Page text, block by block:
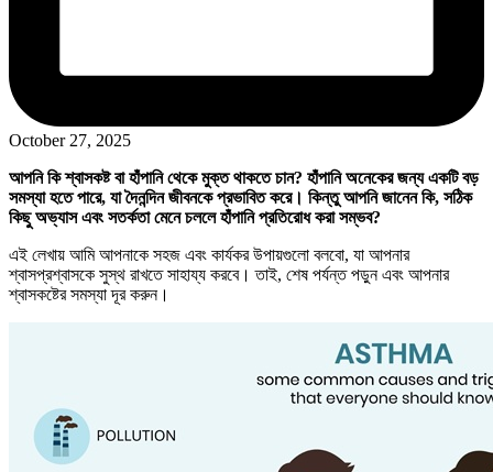
October 27, 2025
আপনি কি শ্বাসকষ্ট বা হাঁপানি থেকে মুক্ত থাকতে চান? হাঁপানি অনেকের জন্য একটি বড়
সমস্যা হতে পারে, যা দৈনন্দিন জীবনকে প্রভাবিত করে। কিন্তু আপনি জানেন কি, সঠিক
কিছু অভ্যাস এবং সতর্কতা মেনে চললে হাঁপানি প্রতিরোধ করা সম্ভব?
এই লেখায় আমি আপনাকে সহজ এবং কার্যকর উপায়গুলো বলবো, যা আপনার
শ্বাসপ্রশ্বাসকে সুস্থ রাখতে সাহায্য করবে। তাই, শেষ পর্যন্ত পড়ুন এবং আপনার
শ্বাসকষ্টের সমস্যা দূর করুন।